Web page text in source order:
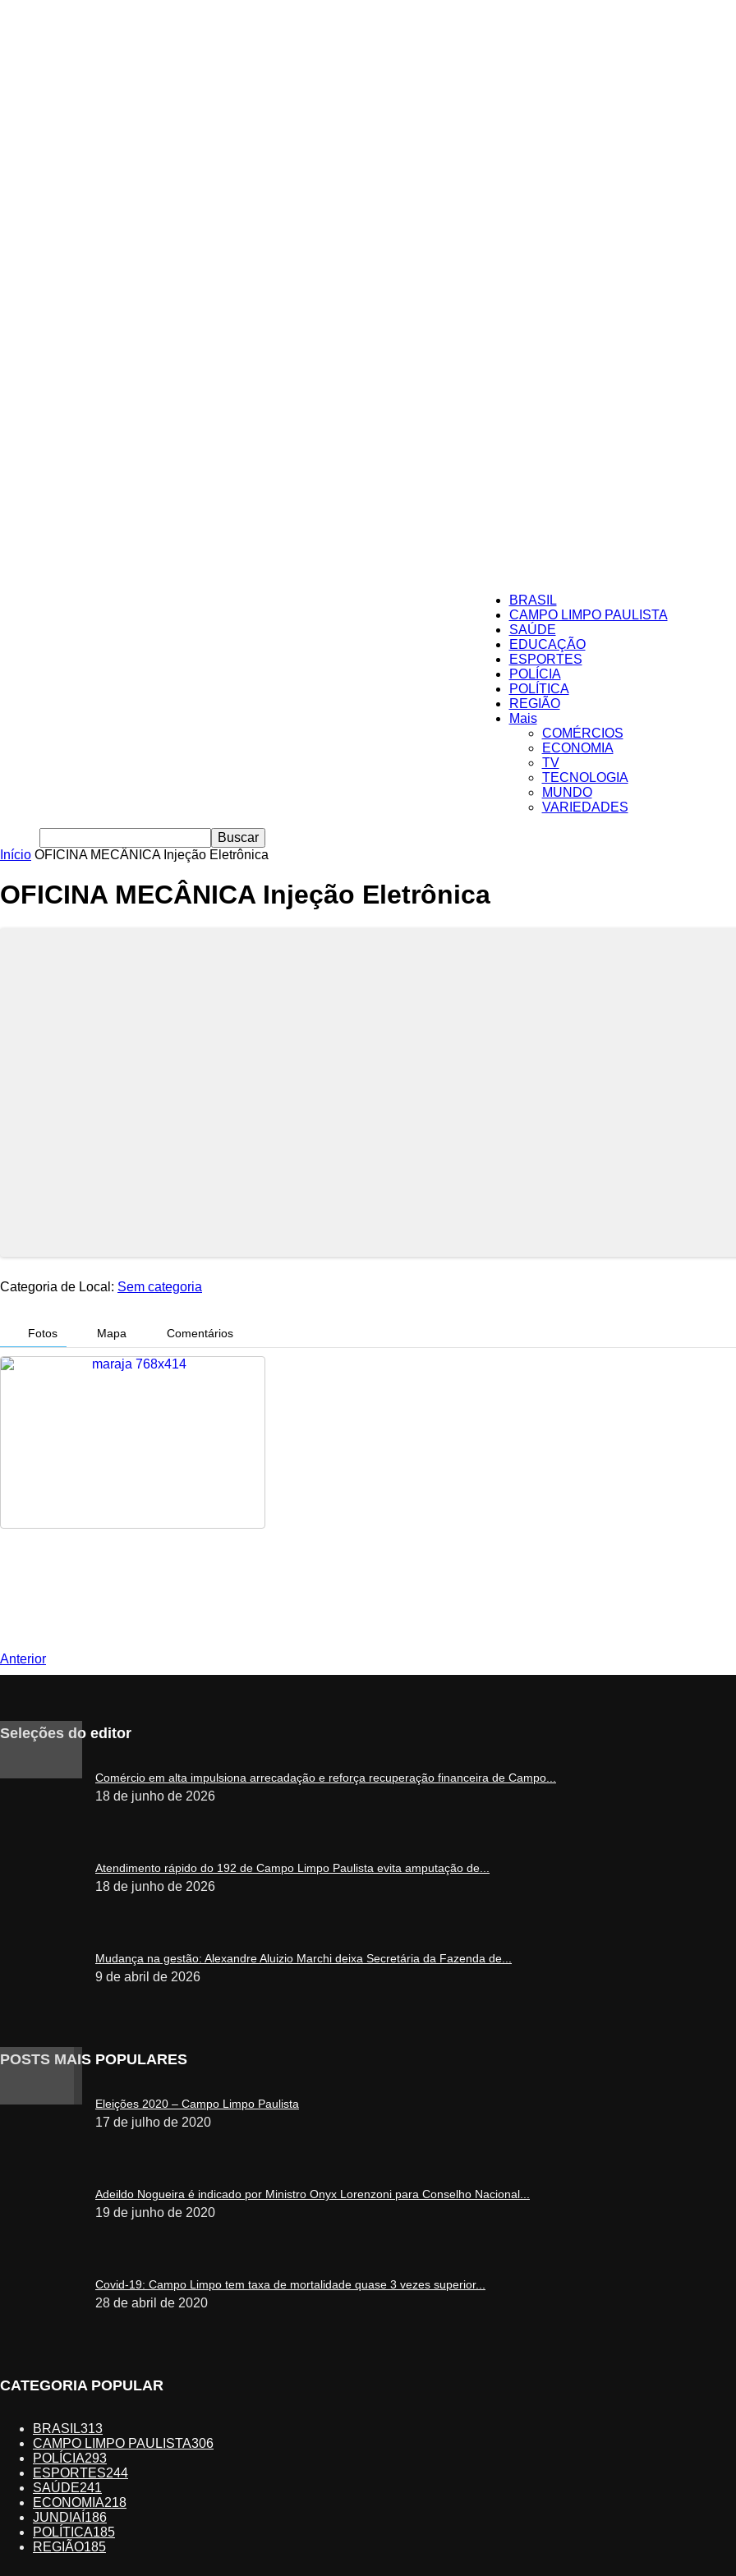
Folha
da
BRASIL
CAMPO LIMPO PAULISTA
SAÚDE
EDUCAÇÃO
ESPORTES
POLÍCIA
POLÍTICA
REGIÃO
Mais
COMÉRCIOS
ECONOMIA
TV
TECNOLOGIA
MUNDO
VARIEDADES
Início OFICINA MECÂNICA Injeção Eletrônica
OFICINA MECÂNICA Injeção Eletrônica
Categoria de Local: Sem categoria
Fotos Mapa Comentários
Anterior
Seleções do editor
Comércio em alta impulsiona arrecadação e reforça recuperação financeira de Campo...
18 de junho de 2026
Atendimento rápido do 192 de Campo Limpo Paulista evita amputação de...
18 de junho de 2026
Mudança na gestão: Alexandre Aluizio Marchi deixa Secretária da Fazenda de...
9 de abril de 2026
POSTS MAIS POPULARES
Eleições 2020 – Campo Limpo Paulista
17 de julho de 2020
Adeildo Nogueira é indicado por Ministro Onyx Lorenzoni para Conselho Nacional...
19 de junho de 2020
Covid-19: Campo Limpo tem taxa de mortalidade quase 3 vezes superior...
28 de abril de 2020
CATEGORIA POPULAR
BRASIL313
CAMPO LIMPO PAULISTA306
POLÍCIA293
ESPORTES244
SAÚDE241
ECONOMIA218
JUNDIAÍ 186
POLÍTICA185
REGIÃO185